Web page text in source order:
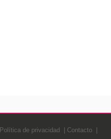
Política de privacidad Contacto